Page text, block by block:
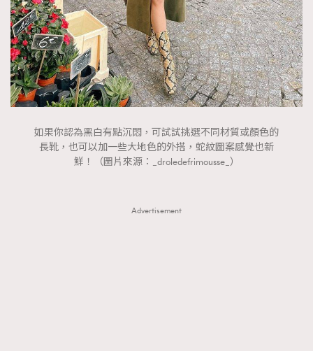
AFrenchMind
DressLikeAParisienne
EmpowerF
FashionWeek FigaroAesthetic
如果你認為黑白有點沉悶，可試試挑選不同材質或顏色的
長靴，也可以加一些大地色的外搭，蛇紋圖案感覺也新
鮮！（圖片來源：_droledefrimousse_）
Advertisement